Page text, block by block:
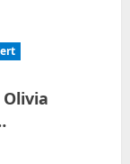
Olivia